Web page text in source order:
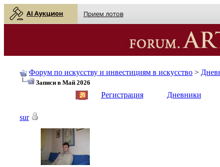
AI Аукцион Прием лотов
Форум по искусству и инвестициям в искусство >
Записи в Май 2026
Регистрация Дневники
sur